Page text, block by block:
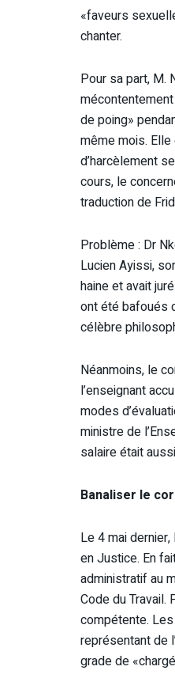
«faveurs
chanter.
Pour sa part, M.
de poing»
même mois.
d’harcèlement
cours, le
traduction de
Problème : Dr
Lucien Ayissi,
haine et avait
ont été bafoués
célèbre
Néanmoins, le
l’enseignant
modes
ministre de
salaire était
Banaliser le
Le 4 mai
en Justice. En
administratif au
Code du Travail.
compétente.
représentant de
grade de